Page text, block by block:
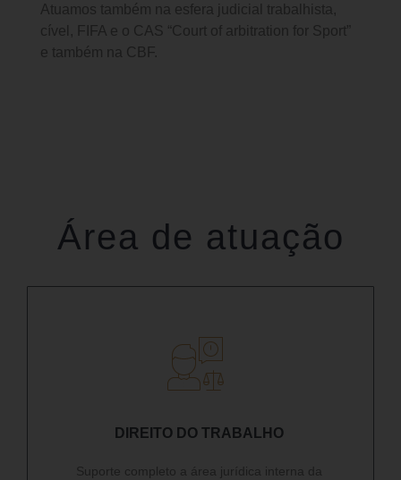
Atuamos também na esfera judicial trabalhista,
cível, FIFA e o CAS “Court of arbitration for Sport”
e também na CBF.
Área de atuação
DIREITO DO TRABALHO
Suporte completo a área jurídica interna da